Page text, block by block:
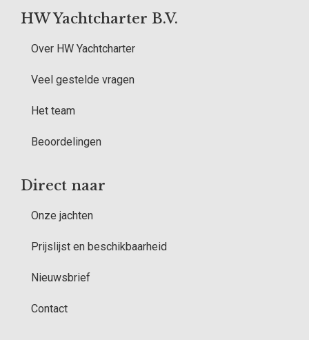
HW Yachtcharter B.V.
Over HW Yachtcharter
Veel gestelde vragen
Het team
Beoordelingen
Direct naar
Onze jachten
Prijslijst en beschikbaarheid
Nieuwsbrief
Contact